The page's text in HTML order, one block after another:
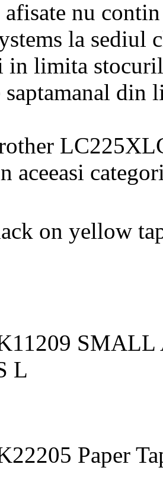
nu
la sediul
in limita
saptamanal
aceeasi
on yellow
L
Paper